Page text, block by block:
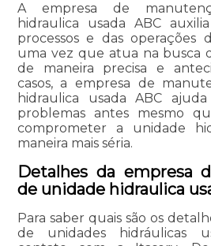
A empresa de
hidraulica usada ABC
processos e das operações
uma vez que atua na busca
de maneira precisa e
casos, a empresa de
hidraulica usada ABC
problemas antes mesmo
comprometer a unidade
maneira mais séria.
Detalhes da empresa
de unidade hidraulica
Para saber quais são os
de unidades hidráulicas